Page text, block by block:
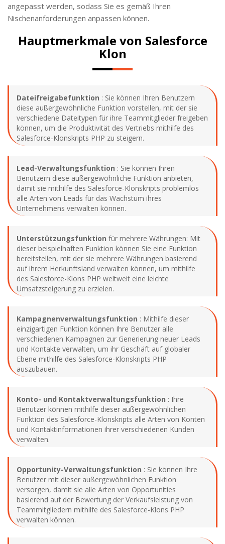
angepasst werden, sodass Sie es gemäß Ihren
Nischenanforderungen anpassen können.
Hauptmerkmale von Salesforce
Klon
Dateifreigabefunktion : Sie können Ihren Benutzern
diese außergewöhnliche Funktion vorstellen, mit der sie
verschiedene Dateitypen für ihre Teammitglieder freigeben
können, um die Produktivität des Vertriebs mithilfe des
Salesforce-Klonskripts PHP zu steigern.
Lead-Verwaltungsfunktion : Sie können Ihren
Benutzern diese außergewöhnliche Funktion anbieten,
damit sie mithilfe des Salesforce-Klonskripts problemlos
alle Arten von Leads für das Wachstum ihres
Unternehmens verwalten können.
Unterstützungsfunktion für mehrere Währungen: Mit
dieser beispielhaften Funktion können Sie eine Funktion
bereitstellen, mit der sie mehrere Währungen basierend
auf ihrem Herkunftsland verwalten können, um mithilfe
des Salesforce-Klons PHP weltweit eine leichte
Umsatzsteigerung zu erzielen.
Kampagnenverwaltungsfunktion : Mithilfe dieser
einzigartigen Funktion können Ihre Benutzer alle
verschiedenen Kampagnen zur Generierung neuer Leads
und Kontakte verwalten, um ihr Geschäft auf globaler
Ebene mithilfe des Salesforce-Klonskripts PHP
auszubauen.
Konto- und Kontaktverwaltungsfunktion : Ihre
Benutzer können mithilfe dieser außergewöhnlichen
Funktion des Salesforce-Klonskripts alle Arten von Konten
und Kontaktinformationen ihrer verschiedenen Kunden
verwalten.
Opportunity-Verwaltungsfunktion : Sie können Ihre
Benutzer mit dieser außergewöhnlichen Funktion
versorgen, damit sie alle Arten von Opportunities
basierend auf der Bewertung der Verkaufsleistung von
Teammitgliedern mithilfe des Salesforce-Klons PHP
verwalten können.